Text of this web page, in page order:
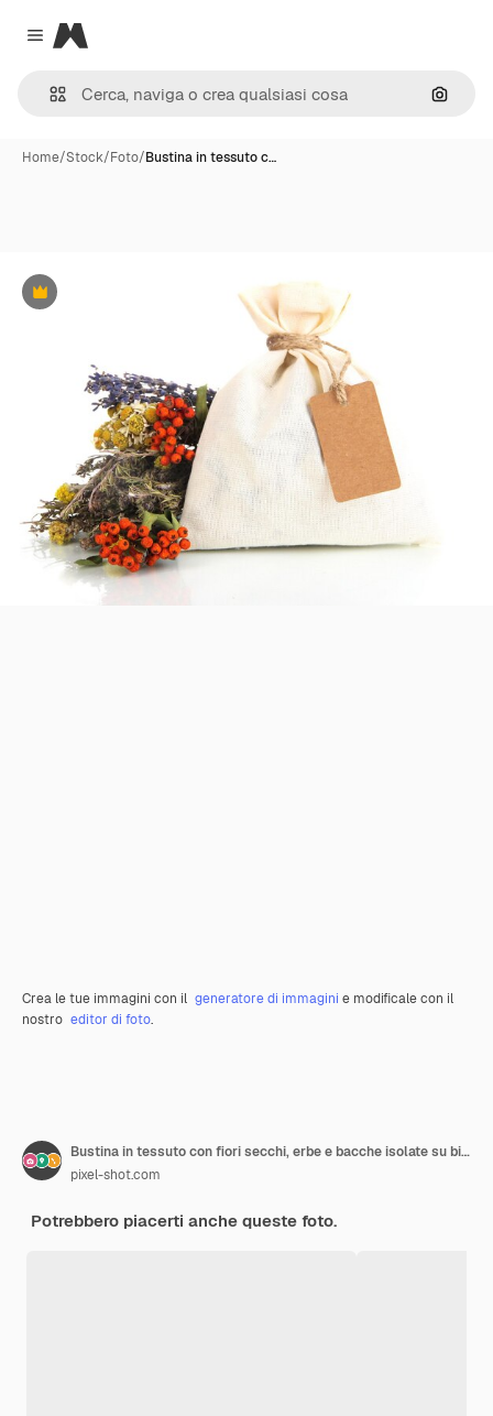
Close menu
Magnific
Cerca
Home/Stock/Foto/Bustina in tessuto c…
Premium
Crea le tue immagini con il generatore di immagini e modificale con il
nostro editor di foto.
Bustina in tessuto con fiori secchi, erbe e bacche isolate su bianco
pixel-shot.com
Potrebbero piacerti anche queste foto.